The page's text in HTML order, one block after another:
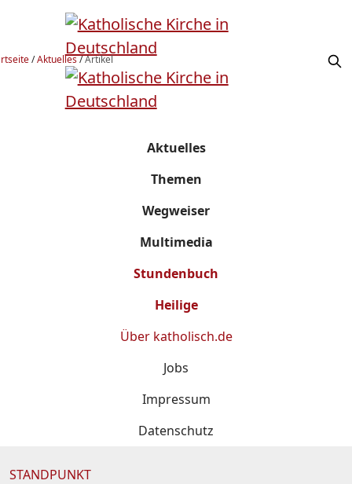
/Aktuelles/Artikel
Aktuelles
Themen
Wegweiser
Multimedia
Stundenbuch
Heilige
Über katholisch.de
Jobs
Impressum
Datenschutz
STANDPUNKT